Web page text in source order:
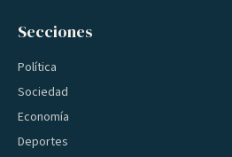
Secciones
Política
Sociedad
Economía
Deportes